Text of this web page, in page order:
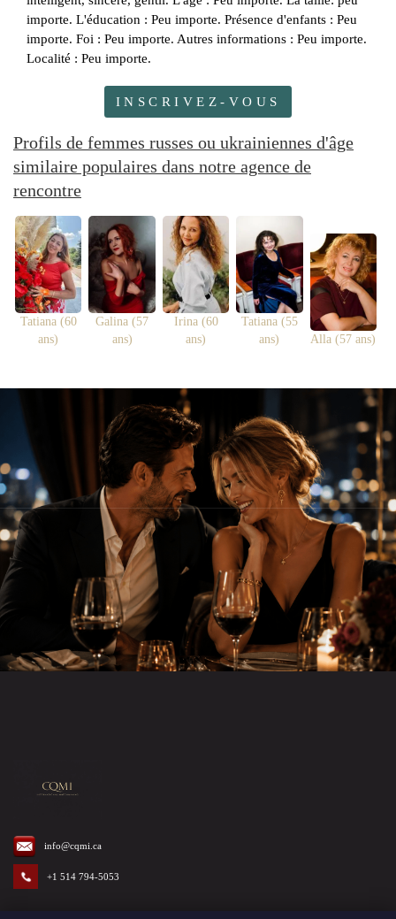
importe. L'éducation : Peu importe. Présence d'enfants : Peu
importe. Foi : Peu importe. Autres informations : Peu importe.
Localité : Peu importe.
INSCRIVEZ-VOUS
Profils de femmes russes ou ukrainiennes d'âge
similaire populaires dans notre agence de
rencontre
Tatiana (60
ans)
Galina (57
ans)
Irina (60
ans)
Tatiana (55
ans)
Alla (57 ans)
info@cqmi.ca
+1 514 794-5053